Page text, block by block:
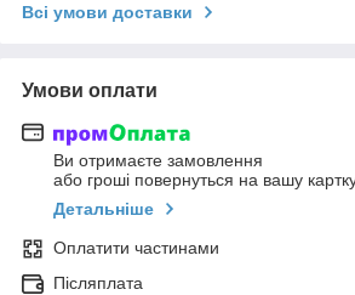
Всі умови доставки
Умови оплати
Ви отримаєте замовлення
або гроші повернуться на вашу
Детальніше
Оплатити частинами
Післяплата